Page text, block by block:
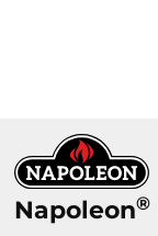
Napoleon®